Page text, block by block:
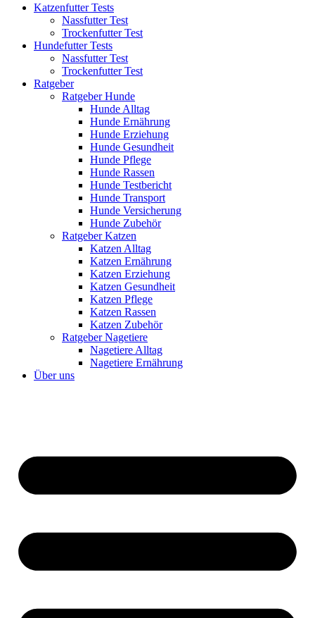
Katzenfutter Tests
Nassfutter Test
Trockenfutter Test
Hundefutter Tests
Nassfutter Test
Trockenfutter Test
Ratgeber
Ratgeber Hunde
Hunde Alltag
Hunde Ernährung
Hunde Erziehung
Hunde Gesundheit
Hunde Pflege
Hunde Rassen
Hunde Testbericht
Hunde Transport
Hunde Versicherung
Hunde Zubehör
Ratgeber Katzen
Katzen Alltag
Katzen Ernährung
Katzen Erziehung
Katzen Gesundheit
Katzen Pflege
Katzen Rassen
Katzen Zubehör
Ratgeber Nagetiere
Nagetiere Alltag
Nagetiere Ernährung
Über uns